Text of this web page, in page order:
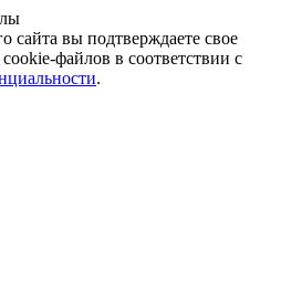
сайта вы подтверждаете свое
файлов в соответствии с
.